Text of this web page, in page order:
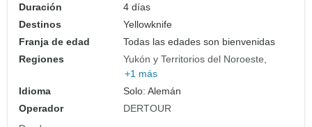
Duración
4 días
Destinos
Yellowknife
Franja de edad
Todas las edades son bienvenidas
Regiones
Yukón y Territorios del Noroeste
+1 más
Idioma
Solo: Alemán
Operador
DERTOUR